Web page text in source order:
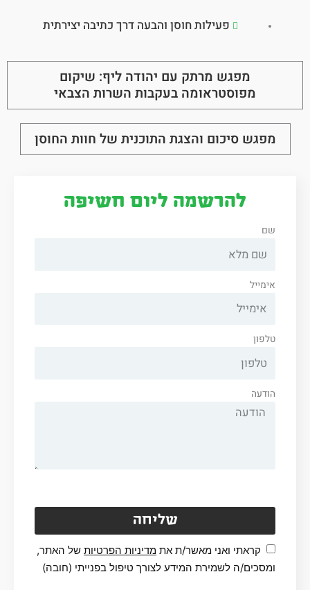
פעילות חוסן והבעה דרך כתיבה יצירתית
מפגש מרתק עם יהודה ליף: שיקום
מפוסטראומה בעקבות השרות הצבאי
מפגש סיכום והצגת התוכנית של חוות החוסן
להרשמה ליום חשיפה
אימייל
טלפון
הודעה
שליחה
קראתי ואני מאשר/ת אתמדיניות הפרטיותשל האתר,
ומסכים/ה לשמירת המידע לצורך טיפול בפנייתי (חובה)